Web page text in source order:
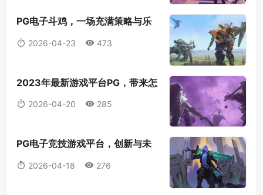
PG电子斗鸡，一场充满策略与乐
2026-04-23 473
2023年最新游戏平台PG，带来怎
样的游戏体验？电子游戏pg新平台
2026-04-20 285
PG电子竞技游戏平台，创新与未
来的机遇pg电子竞技游戏平台
2026-04-18 276